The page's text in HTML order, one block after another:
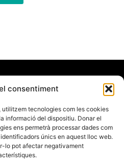
consentiment
utilitzem tecnologies com les cookies
informació del dispositiu. Donar el
ens permetrà processar dades com
únics en aquest lloc web.
lo pot afectar negativament
Telèfon:
622186452
Email:
info@triplestep.cat
Legal
Política
de
cookies
Política